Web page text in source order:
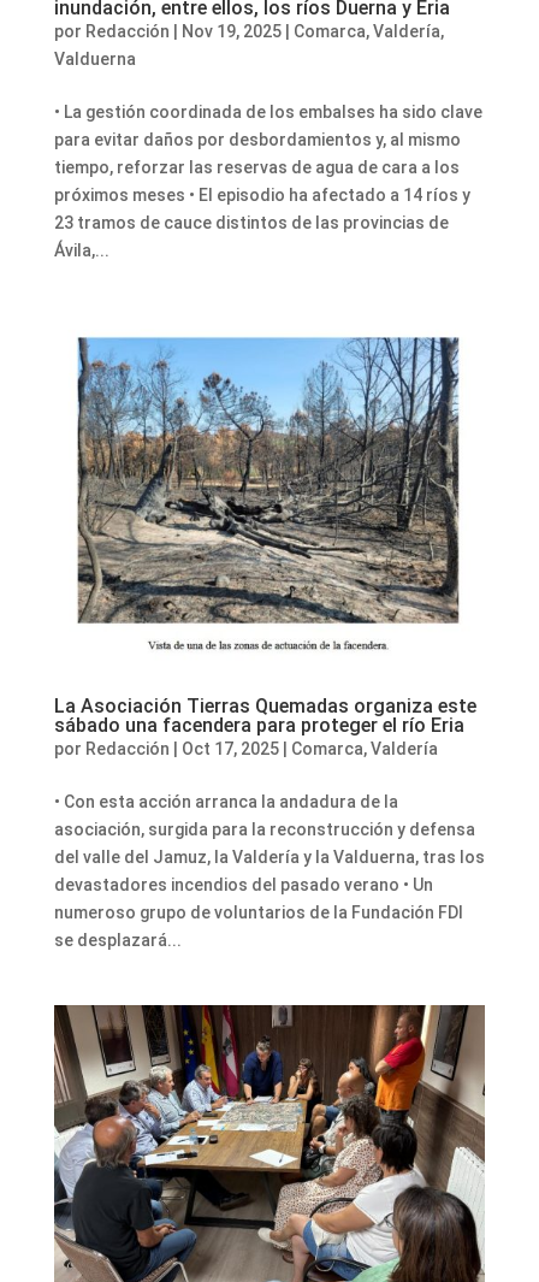
inundación, entre ellos, los ríos Duerna y Eria
por Redacción Nov 19, 2025| Comarca,Valdería,
Valduerna
• La gestión coordinada de los embalses ha sido clave
para evitar daños por desbordamientos y, al mismo
tiempo, reforzar las reservas de agua de cara a los
próximos meses • El episodio ha afectado a 14 ríos y
23 tramos de cauce distintos de las provincias de
Ávila,...
La Asociación Tierras Quemadas organiza este
sábado una facendera para proteger el río Eria
por Redacción Oct 17, 2025| Comarca,Valdería
• Con esta acción arranca la andadura de la
asociación, surgida para la reconstrucción y defensa
del valle del Jamuz, la Valdería y la Valduerna, tras los
devastadores incendios del pasado verano • Un
numeroso grupo de voluntarios de la Fundación FDI
se desplazará...